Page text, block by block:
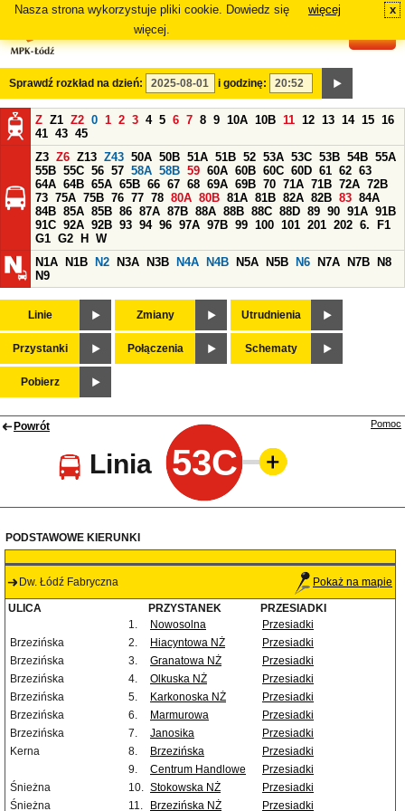
Nasza strona wykorzystuje pliki cookie. Dowiedz się
więcej.
więcej x
Sprawdź rozkład na dzień: i godzinę:
Z Z1 Z2 0 1 2 3 4 5 6 7 8 9 10A 10B 11 12 13 14 15 16
41 43 45
Z3 Z6 Z13 Z43 50A 50B 51A 51B 52 53A 53C 53B 54B 55A
55B 55C 56 57 58A 58B 59 60A 60B 60C 60D 61 62 63
64A 64B 65A 65B 66 67 68 69A 69B 70 71A 71B 72A 72B
73 75A 75B 76 77 78 80A 80B 81A 81B 82A 82B 83 84A
84B 85A 85B 86 87A 87B 88A 88B 88C 88D 89 90 91A 91B
91C 92A 92B 93 94 96 97A 97B 99 100 101 201 202 6.
F1
G1 G2 H
W
N1A
N1B N2 N3A N3B N4A N4B N5A N5B N6 N7A N7B
N8
N9
Linie Zmiany Utrudnienia
Przystanki Połączenia Schematy
Pobierz
Powrót
Linia 53C
Pomoc
PODSTAWOWE KIERUNKI
Dw. Łódź Fabryczna Pokaż na mapie
ULICA PRZYSTANEK
PRZESIADKI
1.
Nowosolna
Przesiadki
Brzezińska
2. Hiacyntowa NŻ
Przesiadki
Brzezińska
3. Granatowa NŻ
Przesiadki
Brzezińska
4. Olkuska NŻ
Przesiadki
Brzezińska
5. Karkonoska NŻ
Przesiadki
Brzezińska
6. Marmurowa
Przesiadki
Brzezińska
7. Janosika
Przesiadki
Kerna
8. Brzezińska
Przesiadki
9.
Centrum Handlowe
Przesiadki
Śnieżna
10. Stokowska NŻ
Przesiadki
Śnieżna
11. Brzezińska NŻ Przesiadki